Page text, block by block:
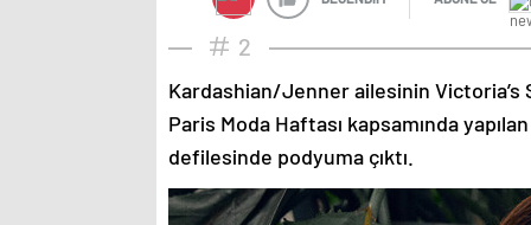
2
Kardashian/Jenner ailesinin
Paris Moda Haftası kapsamında
defilesinde podyuma çıktı.